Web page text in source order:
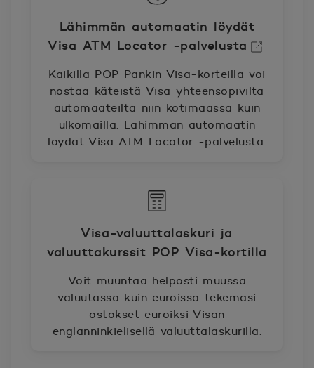
Lähimmän automaatin löydät
Visa ATM Locator -palvelusta
Kaikilla POP Pankin Visa-korteilla voi
nostaa käteistä Visa yhteensopivilta
automaateilta niin kotimaassa kuin
ulkomailla. Lähimmän automaatin
löydät Visa ATM Locator -palvelusta.
Visa-valuuttalaskuri ja
valuuttakurssit POP Visa-kortilla
Voit muuntaa helposti muussa
valuutassa kuin euroissa tekemäsi
ostokset euroiksi Visan
englanninkielisellä valuuttalaskurilla.